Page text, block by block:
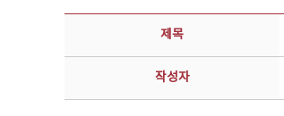
공지사항 상세보기 - 제목, 담당부서, 담당자, 담당연락처, 내용, 첨부파일 정보 제공
제목
작성자